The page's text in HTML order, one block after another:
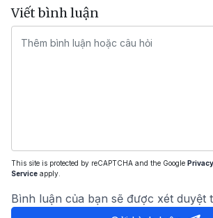
Viết bình luận
This site is protected by reCAPTCHA and the Google
Service apply.
Bình luận của bạn sẽ được xét duyệt